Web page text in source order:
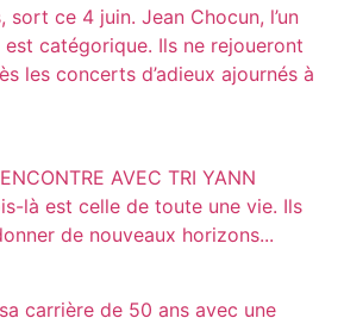
sort ce 4 juin. Jean Chocun, l’un
catégorique. Ils ne rejoueront
les concerts d’adieux ajournés à
AVEC TRI YANN
là est celle de toute une vie. Ils
de nouveaux horizons...
carrière de 50 ans avec une